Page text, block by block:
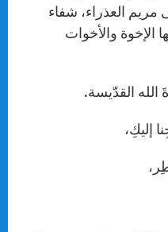
العذراء، شفاء
الإخوة والأخوات
القدّيسة.
إليكِ،